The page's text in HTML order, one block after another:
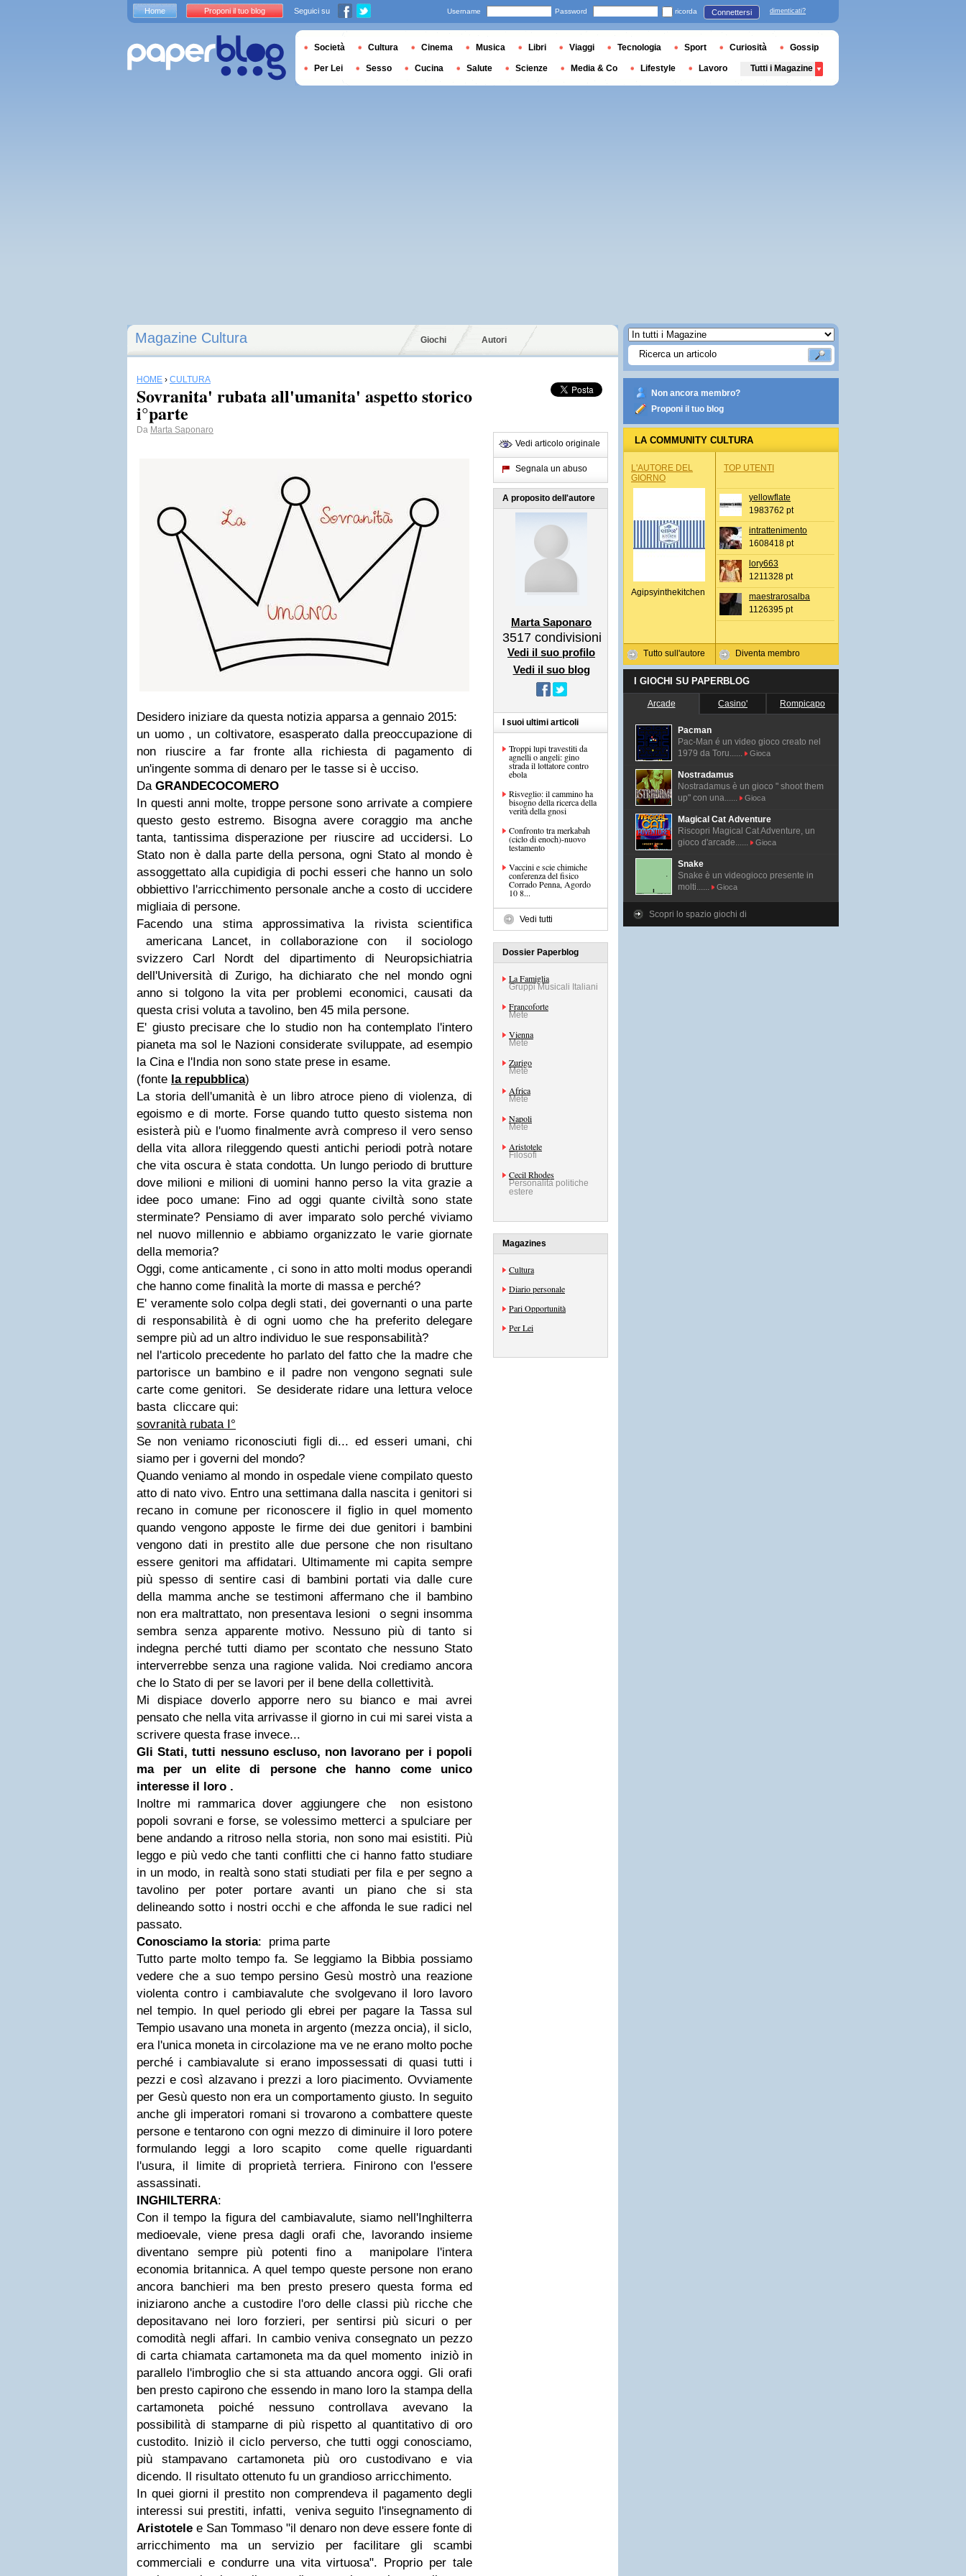
Magazine Cultura Giochi Autori
HOME › CULTURA
Sovranita' rubata all'umanita' aspetto storico
i°parte
Da Marta Saponaro
Desidero iniziare da questa notizia apparsa a gennaio 2015:
un uomo , un coltivatore, esasperato dalla preoccupazione di
non riuscire a far fronte alla richiesta di pagamento di
un'ingente somma di denaro per le tasse si è ucciso.
Da GRANDECOCOMERO
In questi anni molte, troppe persone sono arrivate a compiere
questo gesto estremo. Bisogna avere coraggio ma anche
tanta, tantissima disperazione per riuscire ad uccidersi. Lo
Stato non è dalla parte della persona, ogni Stato al mondo è
assoggettato alla cupidigia di pochi esseri che hanno un solo
obbiettivo l'arricchimento personale anche a costo di uccidere
migliaia di persone.
Facendo una stima approssimativa la rivista scientifica
americana Lancet, in collaborazione con il sociologo
svizzero Carl Nordt del dipartimento di Neuropsichiatria
dell'Università di Zurigo, ha dichiarato che nel mondo ogni
anno si tolgono la vita per problemi economici, causati da
questa crisi voluta a tavolino, ben 45 mila persone.
E' giusto precisare che lo studio non ha contemplato l'intero
pianeta ma sol le Nazioni considerate sviluppate, ad esempio
la Cina e l'India non sono state prese in esame.
(fonte la repubblica)
La storia dell'umanità è un libro atroce pieno di violenza, di
egoismo e di morte. Forse quando tutto questo sistema non
esisterà più e l'uomo finalmente avrà compreso il vero senso
della vita allora rileggendo questi antichi periodi potrà notare
che vita oscura è stata condotta. Un lungo periodo di brutture
dove milioni e milioni di uomini hanno perso la vita grazie a
idee poco umane: Fino ad oggi quante civiltà sono state
sterminate? Pensiamo di aver imparato solo perché viviamo
nel nuovo millennio e abbiamo organizzato le varie giornate
della memoria?
Oggi, come anticamente , ci sono in atto molti modus operandi
che hanno come finalità la morte di massa e perché?
E' veramente solo colpa degli stati, dei governanti o una parte
di responsabilità è di ogni uomo che ha preferito delegare
sempre più ad un altro individuo le sue responsabilità?
nel l'articolo precedente ho parlato del fatto che la madre che
partorisce un bambino e il padre non vengono segnati sule
carte come genitori. Se desiderate ridare una lettura veloce
basta cliccare qui:
sovranità rubata I°
Se non veniamo riconosciuti figli di... ed esseri umani, chi
siamo per i governi del mondo?
Quando veniamo al mondo in ospedale viene compilato questo
atto di nato vivo. Entro una settimana dalla nascita i genitori si
recano in comune per riconoscere il figlio in quel momento
quando vengono apposte le firme dei due genitori i bambini
vengono dati in prestito alle due persone che non risultano
essere genitori ma affidatari. Ultimamente mi capita sempre
più spesso di sentire casi di bambini portati via dalle cure
della mamma anche se testimoni affermano che il bambino
non era maltrattato, non presentava lesioni o segni insomma
sembra senza apparente motivo. Nessuno più di tanto si
indegna perché tutti diamo per scontato che nessuno Stato
interverrebbe senza una ragione valida. Noi crediamo ancora
che lo Stato di per se lavori per il bene della collettività.
Mi dispiace doverlo apporre nero su bianco e mai avrei
pensato che nella vita arrivasse il giorno in cui mi sarei vista a
scrivere questa frase invece...
Gli Stati, tutti nessuno escluso, non lavorano per i popoli
ma per un elite di persone che hanno come unico
interesse il loro .
Inoltre mi rammarica dover aggiungere che non esistono
popoli sovrani e forse, se volessimo metterci a spulciare per
bene andando a ritroso nella storia, non sono mai esistiti. Più
leggo e più vedo che tanti conflitti che ci hanno fatto studiare
in un modo, in realtà sono stati studiati per fila e per segno a
tavolino per poter portare avanti un piano che si sta
delineando sotto i nostri occhi e che affonda le sue radici nel
passato.
Conosciamo la storia: prima parte
Tutto parte molto tempo fa. Se leggiamo la Bibbia possiamo
vedere che a suo tempo persino Gesù mostrò una reazione
violenta contro i cambiavalute che svolgevano il loro lavoro
nel tempio. In quel periodo gli ebrei per pagare la Tassa sul
Tempio usavano una moneta in argento (mezza oncia), il siclo,
era l'unica moneta in circolazione ma ve ne erano molto poche
perché i cambiavalute si erano impossessati di quasi tutti i
pezzi e così alzavano i prezzi a loro piacimento. Ovviamente
per Gesù questo non era un comportamento giusto. In seguito
anche gli imperatori romani si trovarono a combattere queste
persone e tentarono con ogni mezzo di diminuire il loro potere
formulando leggi a loro scapito come quelle riguardanti
l'usura, il limite di proprietà terriera. Finirono con l'essere
assassinati.
INGHILTERRA:
Con il tempo la figura del cambiavalute, siamo nell'Inghilterra
medioevale, viene presa dagli orafi che, lavorando insieme
diventano sempre più potenti fino a manipolare l'intera
economia britannica. A quel tempo queste persone non erano
ancora banchieri ma ben presto presero questa forma ed
iniziarono anche a custodire l'oro delle classi più ricche che
depositavano nei loro forzieri, per sentirsi più sicuri o per
comodità negli affari. In cambio veniva consegnato un pezzo
di carta chiamata cartamoneta ma da quel momento iniziò in
parallelo l'imbroglio che si sta attuando ancora oggi. Gli orafi
ben presto capirono che essendo in mano loro la stampa della
cartamoneta poiché nessuno controllava avevano la
possibilità di stamparne di più rispetto al quantitativo di oro
custodito. Iniziò il ciclo perverso, che tutti oggi conosciamo,
più stampavano cartamoneta più oro custodivano e via
dicendo. Il risultato ottenuto fu un grandioso arricchimento.
In quei giorni il prestito non comprendeva il pagamento degli
interessi sui prestiti, infatti, veniva seguito l'insegnamento di
Aristotele e San Tommaso "il denaro non deve essere fonte di
arricchimento ma un servizio per facilitare gli scambi
commerciali e condurre una vita virtuosa". Proprio per tale
Vedi articolo originale
Segnala un abuso
A proposito dell'autore
Marta Saponaro
3517 condivisioni
Vedi il suo profilo
Vedi il suo blog
I suoi ultimi articoli
Troppi lupi travestiti da
agnelli o angeli: gino
strada il lottatore contro
ebola
Risveglio: il cammino ha
bisogno della ricerca della
verità della gnosi
Confronto tra merkabah
(ciclo di enoch)-nuovo
testamento
Vaccini e scie chimiche
conferenza del fisico
Corrado Penna, Agordo
10 8...
Vedi tutti
Dossier Paperblog
La Famiglia
Gruppi Musicali Italiani
Francoforte
Mete
Vienna
Mete
Zurigo
Mete
Africa
Mete
Napoli
Mete
Aristotele
Filosofi
Cecil Rhodes
Personalità politiche
estere
Magazines
Cultura
Diario personale
Pari Opportunità
Per Lei
Non ancora membro?
Proponi il tuo blog
LA COMMUNITY CULTURA
L'AUTORE DEL
GIORNO
Agipsyinthekitchen
Tutto sull'autore
TOP UTENTI
yellowflate
1983762 pt
intrattenimento
1608418 pt
lory663
1211328 pt
maestrarosalba
1126395 pt
Diventa membro
I GIOCHI SU PAPERBLOG
Arcade Casino' Rompicapo
Pacman
Pac-Man é un video gioco creato nel
1979 da Toru......
Gioca
Nostradamus
Nostradamus è un gioco " shoot them
up" con una......
Gioca
Magical Cat Adventure
Riscopri Magical Cat Adventure, un
gioco d'arcade......
Gioca
Snake
Snake è un videogioco presente in
molti......
Gioca
Scopri lo spazio giochi di
Home Proponi il tuo blog Seguici su Username Password ricorda Connettersi dimenticati?
Società Cultura Cinema Musica Libri Viaggi Tecnologia Sport Curiosità Gossip
Per Lei Sesso Cucina Salute Scienze Media & Co Lifestyle Lavoro Tutti i Magazine